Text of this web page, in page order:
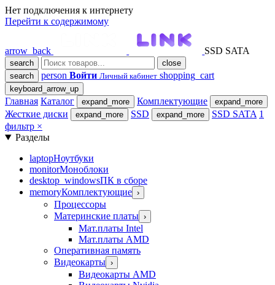
Нет подключения к интернету
Перейти к содержимому
arrow_back SSD SATA
search
close
search
person Войти Личный кабинет shopping_cart
keyboard_arrow_up
Главная Каталог expand_more Комплектующие expand_more
Жесткие диски expand_more SSD expand_more SSD SATA 1
фильтр ×
Разделы
laptopНоутбуки
monitorМоноблоки
desktop_windowsПК в сборе
memoryКомплектующие ›
Процессоры
Материнские платы ›
Мат.платы Intel
Мат.платы AMD
Оперативная память
Видеокарты ›
Видеокарты AMD